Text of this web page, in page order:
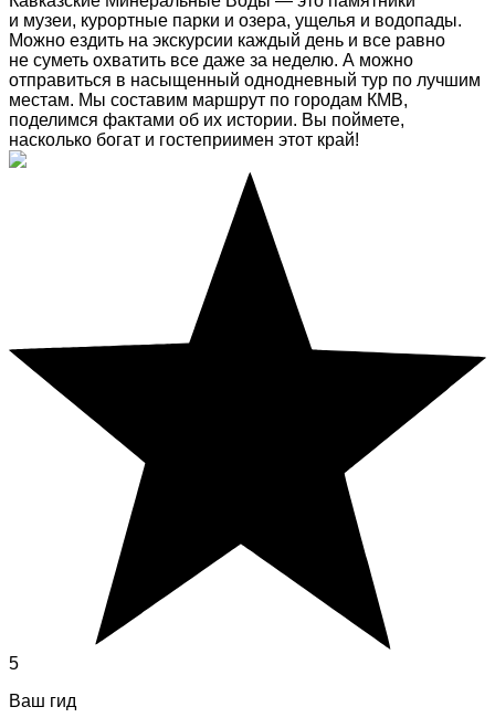
и музеи, курортные парки и озера, ущелья и водопады.
Можно ездить на экскурсии каждый день и все равно
не суметь охватить все даже за неделю. А можно
отправиться в насыщенный однодневный тур по лучшим
местам. Мы составим маршрут по городам КМВ,
поделимся фактами об их истории. Вы поймете,
насколько богат и гостеприимен этот край!
5
Ваш гид